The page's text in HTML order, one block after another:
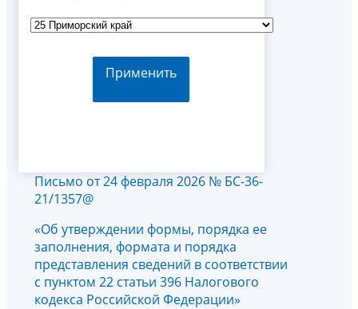
Применить
Письмо от 24 февраля 2026 № БС-36-
21/1357@
«Об утверждении формы, порядка ее
заполнения, формата и порядка
представления сведений в соответствии
с пунктом 22 статьи 396 Налогового
кодекса Российской Федерации»